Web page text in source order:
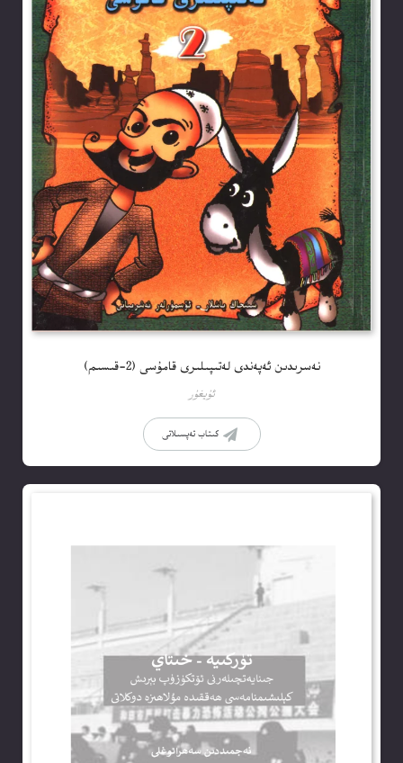
نەسرىدىن ئەپەندى لەتىپىلىرى قامۇسى (2-قىسىم)
ئۇيغۇر
كىتاب تەپسىلاتى